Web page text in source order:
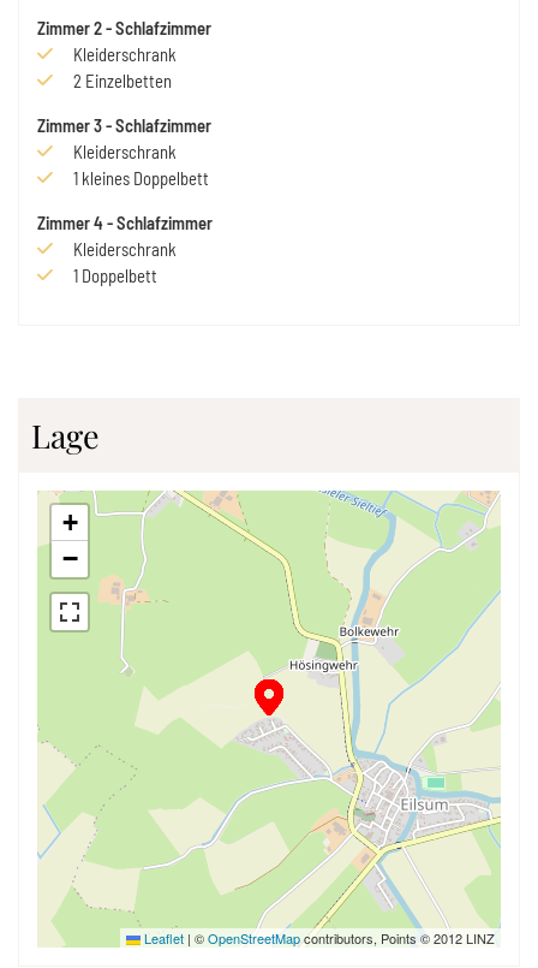
Zimmer2-Schlafzimmer
Kleiderschrank
2 Einzelbetten
Zimmer3-Schlafzimmer
Kleiderschrank
1 kleines Doppelbett
Zimmer4-Schlafzimmer
Kleiderschrank
1 Doppelbett
Lage
+
−
Leaflet | ©OpenStreetMapcontributors, Points © 2012 LINZ